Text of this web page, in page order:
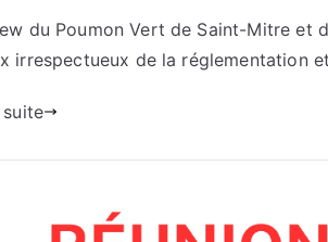
sur
France
du Poumon Vert de Saint-Mitre et
irrespectueux de la réglementation